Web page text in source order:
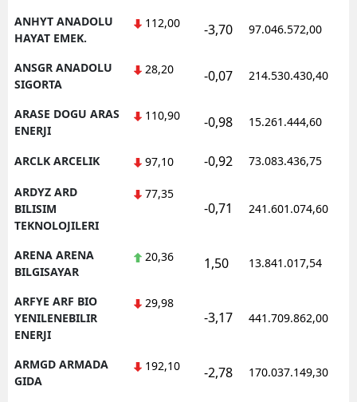
ANHYT ANADOLU
HAYAT EMEK.
112,00 -3,70 97.046.572,00
ANSGR ANADOLU
SIGORTA
28,20 -0,07 214.530.430,40
ARASE DOGU ARAS
ENERJI
110,90 -0,98 15.261.444,60
ARCLK ARCELIK 97,10 -0,92 73.083.436,75
ARDYZ ARD
BILISIM
TEKNOLOJILERI
77,35
-0,71 241.601.074,60
ARENA ARENA
BILGISAYAR
20,36 1,50 13.841.017,54
ARFYE ARF BIO
YENILENEBILIR
ENERJI
29,98
-3,17 441.709.862,00
ARMGD ARMADA
GIDA
192,10 -2,78 170.037.149,30